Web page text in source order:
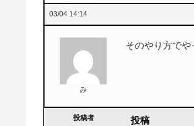
03/04 14:14
み
そのやり方でや
投稿者 投稿